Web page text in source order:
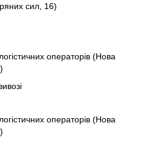
сил, 16)
операторів (Нова
операторів (Нова